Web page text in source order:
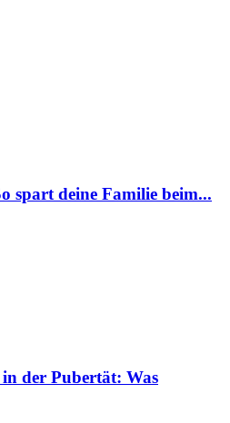
spart deine Familie beim...
der Pubertät: Was